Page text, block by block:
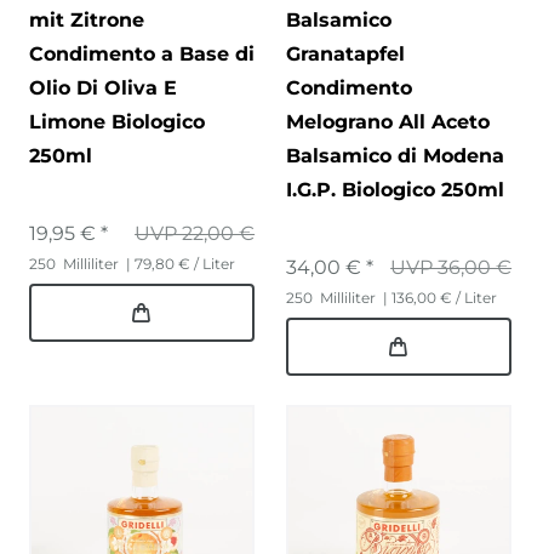
mit Zitrone
Condimento a Base di
Olio Di Oliva E
Limone Biologico
250ml
UVP 22,00 €
19,95 € *
250 Milliliter | 79,80 € / Liter
Balsamico
Granatapfel
Condimento
Melograno All Aceto
Balsamico di Modena
I.G.P. Biologico 250ml
UVP 36,00 €
34,00 € *
250 Milliliter | 136,00 € / Liter